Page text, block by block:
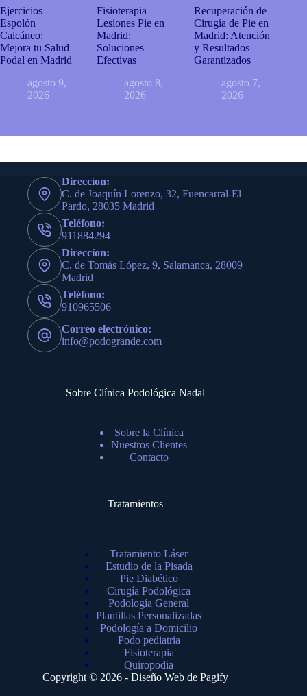
Ejercicios
Espolón
Calcáneo:
Mejora tu Salud
Podal en Madrid
agosto 9,
2026
Fisioterapia
Lesiones Pie en
Madrid:
Soluciones
Efectivas
agosto 8,
2026
Recuperación de
Cirugía de Pie en
Madrid: Atención
y Resultados
Garantizados
agosto 7,
2026
Direccíon:
C. de Joaquín Lorenzo, 32, Fuencarral-El
Pardo, 28035 Madrid
Teléfono:
911884294
Direccíon:
C. de Tomás López, 9, Salamanca, 28009
Madrid
Teléfono:
910965506
Correo electrónico:
info@podogrande.com
Sobre Clínica Podológica Nadal
Sobre la Clínica
Nuestros Clientes
Contacto
Tratamientos
Tratamiento Láser
Estudio de la Pisada
Pie Diabético
Cirugía Podológica
Podología General
Plantillas Personalizadas
Podología a Domicilio
Podo pediatría
Fisioterapia
Quiropodia
Copyright © 2026 - Diseño Web de Pagify